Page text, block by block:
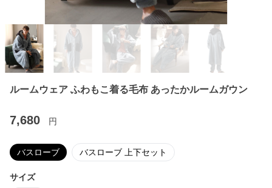
ルームウェア ふわもこ着る毛布 あったかルームガウン
7,680 円
バスローブ バスローブ 上下セット
サイズ